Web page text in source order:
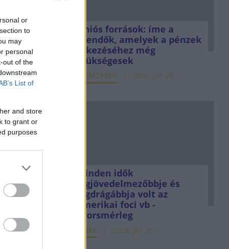
or
to
may
personal
out of the
List of
and store
to grant or
purposes
Uniós források: íme a
teendők, amelyek a pénzek
érkezéséhez még
szükségesek
ELEMZÉSEK 2026. júl. 20.
Minden idők
legjövedelmezőbbje és
legdrágábbja volt az
amerikai foci vb -
gyorsmérleg
HÍREK 2026. júl. 20.